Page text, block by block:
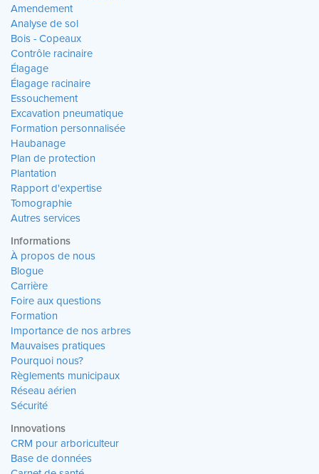
Amendement
Analyse de sol
Bois - Copeaux
Contrôle racinaire
Élagage
Élagage racinaire
Essouchement
Excavation pneumatique
Formation personnalisée
Haubanage
Plan de protection
Plantation
Rapport d'expertise
Tomographie
Autres services
Informations
À propos de nous
Blogue
Carrière
Foire aux questions
Formation
Importance de nos arbres
Mauvaises pratiques
Pourquoi nous?
Règlements municipaux
Réseau aérien
Sécurité
Innovations
CRM pour arboriculteur
Base de données